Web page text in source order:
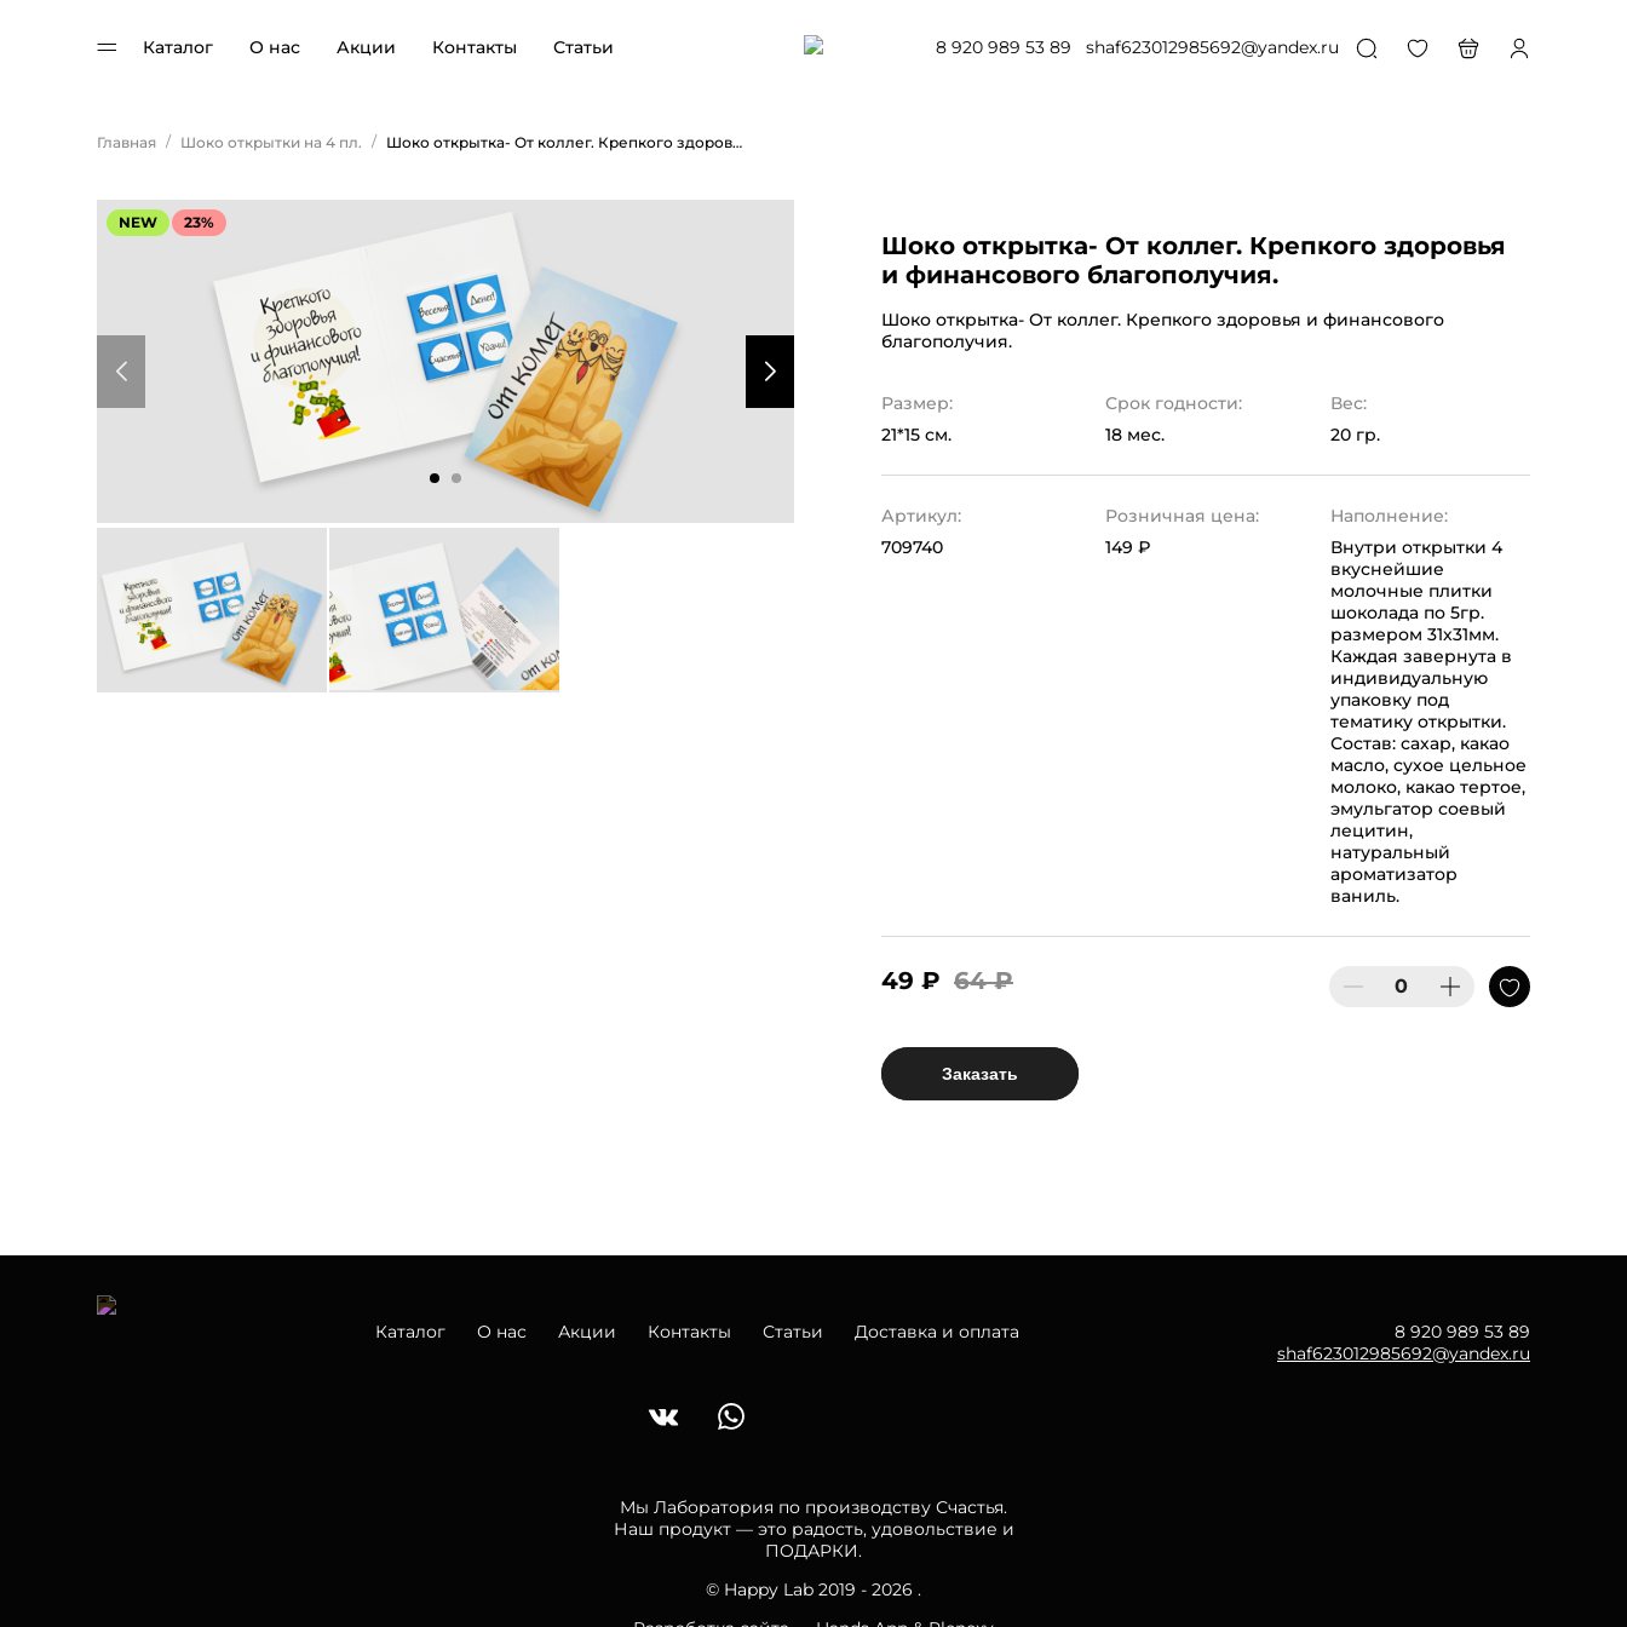
Каталог О нас Акции Контакты Статьи 8 920 989 53 89 shaf623012985692@yandex.ru
Главная / Шоко открытки на 4 пл. / Шоко открытка- От коллег. Крепкого здоровья и финансового благополучия.
NEW 23%
Шоко открытка- От коллег. Крепкого здоровья
и финансового благополучия.
Шоко открытка- От коллег. Крепкого здоровья и финансового
благополучия.
Размер:
21*15 см.
Срок годности:
18 мес.
Вес:
20 гр.
Артикул:
709740
Розничная цена:
149 ₽
Наполнение:
Внутри открытки 4
вкуснейшие
молочные плитки
шоколада по 5гр.
размером 31х31мм.
Каждая завернута в
индивидуальную
упаковку под
тематику открытки.
Состав: сахар, какао
масло, сухое цельное
молоко, какао тертое,
эмульгатор соевый
лецитин,
натуральный
ароматизатор
ваниль.
49 ₽ 64 ₽
Заказать
Каталог О нас Акции Контакты Статьи Доставка и оплата
8 920 989 53 89
shaf623012985692@yandex.ru
Мы Лаборатория по производству Счастья.
Наш продукт — это радость, удовольствие и
ПОДАРКИ.
© Happy Lab 2019 - 2026 .